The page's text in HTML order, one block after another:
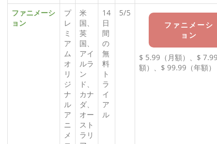
ファニメーシ
ョン
プ
レ
ミ
ア
ム
オ
リ
ジ
ナ
ル
ア
ニ
メ
米
国、
英
国、
アイ
ルラ
ン
ド、
カナ
ダ、
オー
スト
ラリ
14
日
間
の
無
料
ト
ラ
イ
ア
ル
5/5
ファニメーシ
ョン
$ 5.99（月額）、$
額）、$ 99.99（年額）